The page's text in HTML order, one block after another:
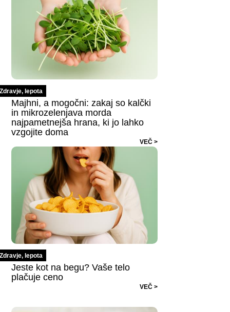
Zdravje, lepota
Majhni, a mogočni: zakaj so kalčki
in mikrozelenjava morda
najpametnejša hrana, ki jo lahko
vzgojite doma
VEČ >
Zdravje, lepota
Jeste kot na begu? Vaše telo
plačuje ceno
VEČ >